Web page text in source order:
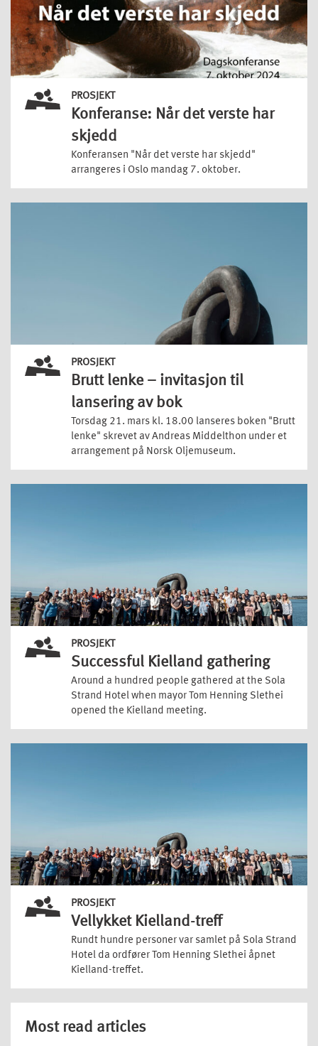
PROSJEKT
Konferanse: Når det verste har
skjedd
Konferansen "Når det verste har skjedd"
arrangeres i Oslo mandag 7. oktober.
PROSJEKT
Brutt lenke – invitasjon til
lansering av bok
Torsdag 21. mars kl. 18.00 lanseres boken "Brutt
lenke" skrevet av Andreas Middelthon under et
arrangement på Norsk Oljemuseum.
PROSJEKT
Successful Kielland gathering
Around a hundred people gathered at the Sola
Strand Hotel when mayor Tom Henning Slethei
opened the Kielland meeting.
PROSJEKT
Vellykket Kielland-treff
Rundt hundre personer var samlet på Sola Strand
Hotel da ordfører Tom Henning Slethei åpnet
Kielland-treffet.
Most read articles